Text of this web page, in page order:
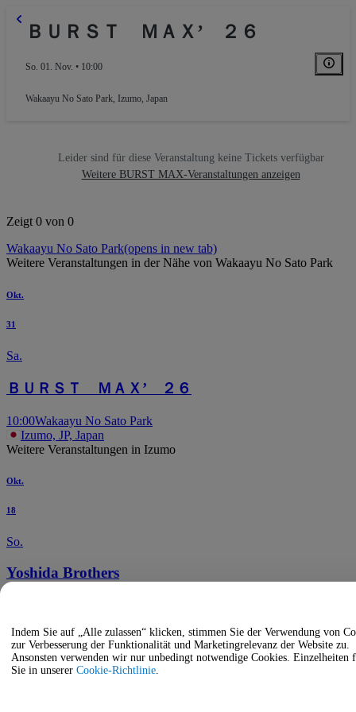
ＢＵＲＳＴ ＭＡＸ’ ２６
So. 01. Nov. • 10:00
Wakaayu No Sato Park, Izumo, Japan
Leider sind für diese Veranstaltung keine Tickets verfügbar
Weitere BURST MAX-Veranstaltungen anzeigen
Zeigt 0 von 0
Wakaayu No Sato Park(opens in new tab)
Weitere Veranstaltungen in der Nähe von Wakaayu No Sato Park
Okt.
31
Sa.
ＢＵＲＳＴ ＭＡＸ’ ２６
10:00Wakaayu No Sato Park
Izumo, JP, Japan
Weitere Veranstaltungen in Izumo
Okt.
18
So.
Yoshida Brothers
Dez.
Indem Sie auf „Alle zulassen“ klicken, stimmen Sie der Verwendung von
zur Verbesserung der Funktionalität und Marketingrelevanz der Website zu.
Ansonsten verwenden wir nur unbedingt notwendige Cookies. Einzelheiten
Sie in unserer Cookie-Richtlinie.